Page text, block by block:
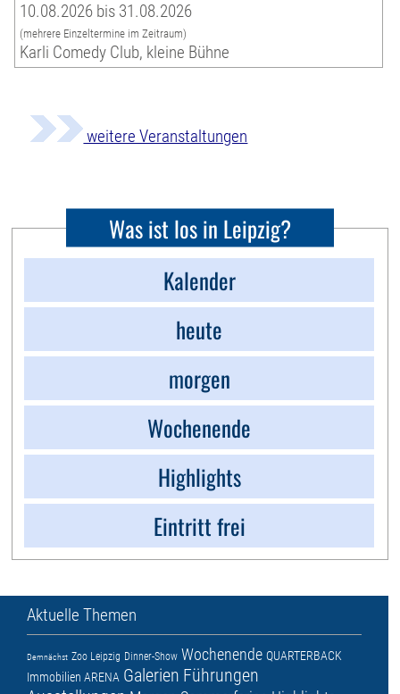
10.08.2026 bis 31.08.2026
(mehrere Einzeltermine im Zeitraum)
Karli Comedy Club, kleine Bühne
weitere Veranstaltungen
Was ist los in Leipzig?
Kalender
heute
morgen
Wochenende
Highlights
Eintritt frei
Aktuelle Themen
Demnächst Zoo Leipzig Dinner-Show Wochenende QUARTERBACK
Immobilien ARENA Galerien Führungen